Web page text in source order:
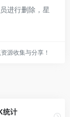
进行删除，星
源收集与分享！
统计